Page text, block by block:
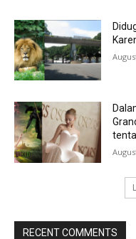
RECENT COMMENTS